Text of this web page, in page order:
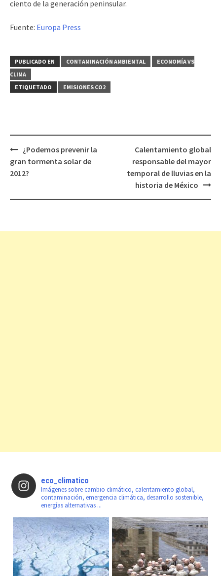
ciento de la generación peninsular.
Fuente: Europa Press
PUBLICADO EN CONTAMINACIÓN AMBIENTAL
ECONOMÍA VS
CLIMA
ETIQUETADO
EMISIONES CO2
Navegación
de
¿Podemos prevenir la
gran tormenta solar de
2012?
Calentamiento global
responsable del mayor
temporal de lluvias en la
historia de México
eco_climatico
Imágenes sobre cambio climático, calentamiento global,
contaminación, emergencia climática, desarrollo sostenible,
energías alternativas ...